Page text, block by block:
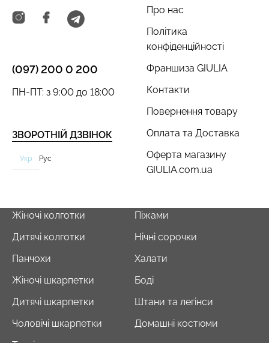
Про нас
Політика
конфіденційності
Франшиза GIULIA
Контакти
Повернення товару
Оплата та Доставка
Оферта магазину
GIULIA.com.ua
(097) 200 0 200
ЗВОРОТНІЙ ДЗВІНОК
ПН-ПТ: з 9:00 до 18:00
Укр Рус
Жіночі колготки
Дитячі колготки
Панчохи
Жіночі шкарпетки
Дитячі шкарпетки
Чоловічі шкарпетки
Піжами
Нічні сорочки
Халати
Боді
Штани та легінси
Домашні костюми